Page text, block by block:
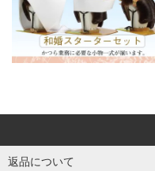
返品について